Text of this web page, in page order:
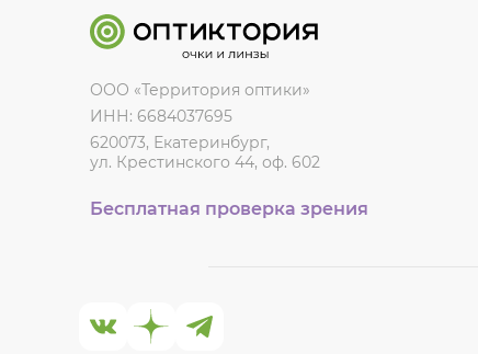
ООО «Территория оптики»
ИНН: 6684037695
620073, Екатеринбург,
ул. Крестинского 44, оф. 602
Бесплатная проверка зрения